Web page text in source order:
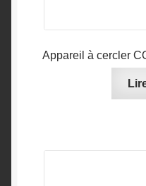
Appareil à cercler